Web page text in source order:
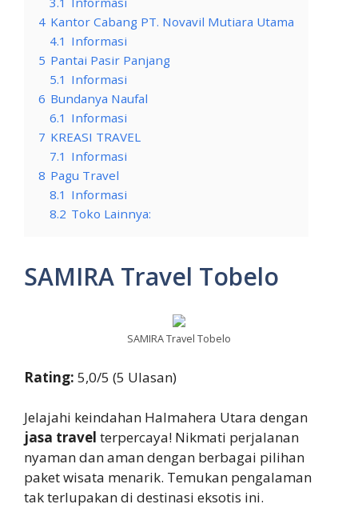
4 Kantor Cabang PT. Novavil Mutiara Utama
4.1 Informasi
5 Pantai Pasir Panjang
5.1 Informasi
6 Bundanya Naufal
6.1 Informasi
7 KREASI TRAVEL
7.1 Informasi
8 Pagu Travel
8.1 Informasi
8.2 Toko Lainnya:
SAMIRA Travel Tobelo
SAMIRA Travel Tobelo
Rating: 5,0/5 (5 Ulasan)
Jelajahi keindahan Halmahera Utara dengan
jasa travel terpercaya! Nikmati perjalanan
nyaman dan aman dengan berbagai pilihan
paket wisata menarik. Temukan pengalaman
tak terlupakan di destinasi eksotis ini.